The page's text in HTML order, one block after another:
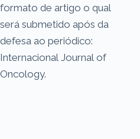
formato de artigo o qual
será submetido após da
defesa ao periódico:
Internacional Journal of
Oncology.